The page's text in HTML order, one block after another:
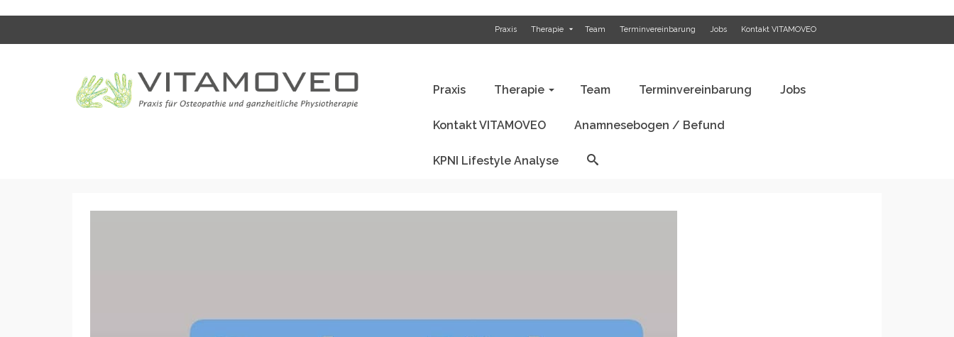
Praxis Therapie Team Terminvereinbarung Jobs Kontakt VITAMOVEO
Praxis Therapie Team Terminvereinbarung Jobs
Kontakt VITAMOVEO Anamnesebogen / Befund
KPNI Lifestyle Analyse